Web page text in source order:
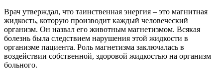
Врач утверждал, что таинственная энергия – это магнитная
жидкость, которую производит каждый человеческий
организм. Он назвал его животным магнетизмом. Всякая
болезнь была следствием нарушения этой жидкости в
организме пациента. Роль магнетизма заключалась в
воздействии собственной, здоровой жидкостью на организм
больного.